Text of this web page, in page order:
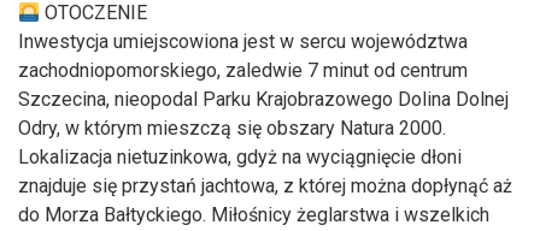
OTOCZENIE
Inwestycja umiejscowiona jest w sercu województwa
zachodniopomorskiego, zaledwie 7 minut od centrum
Szczecina, nieopodal Parku Krajobrazowego Dolina Dolnej
Odry, w którym mieszczą się obszary Natura 2000.
Lokalizacja nietuzinkowa, gdyż na wyciągnięcie dłoni
znajduje się przystań jachtowa, z której można dopłynąć aż
do Morza Bałtyckiego. Miłośnicy żeglarstwa i wszelkich